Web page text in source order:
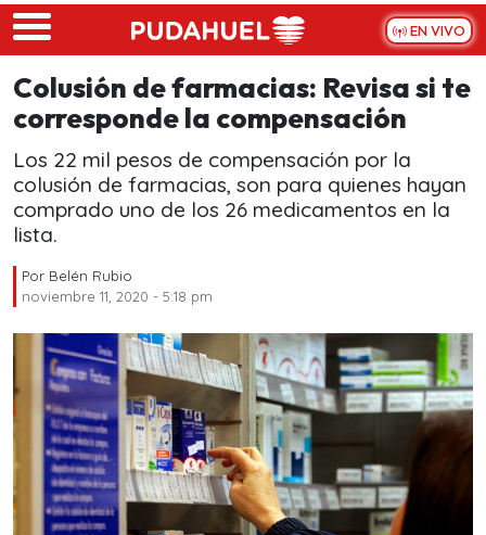
Skip to main content
EN VIVO
Colusión de farmacias: Revisa si te
corresponde la compensación
Los 22 mil pesos de compensación por la
colusión de farmacias, son para quienes hayan
comprado uno de los 26 medicamentos en la
lista.
Por Belén Rubio
noviembre 11, 2020 - 5:18 pm